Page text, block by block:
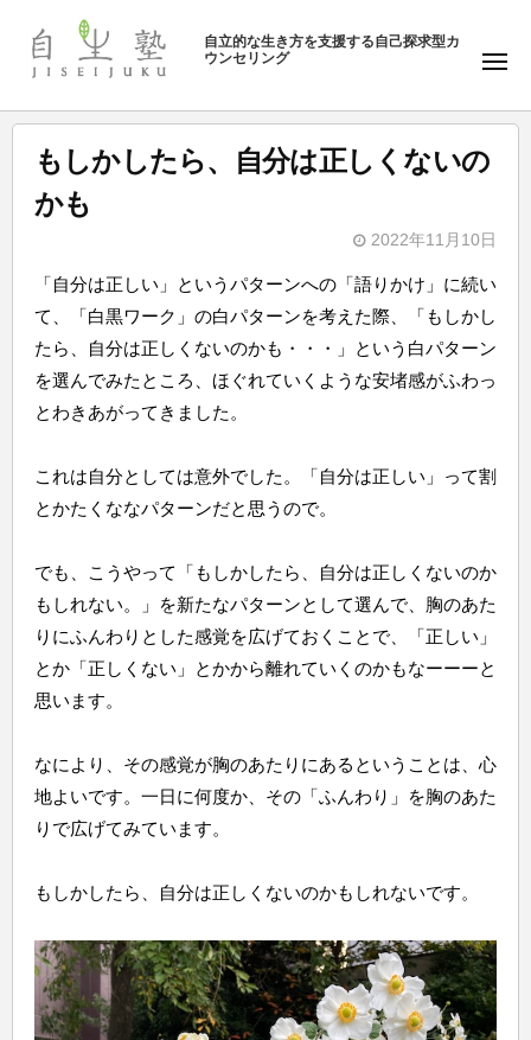
ン
自
塾
自立的な生き方を支援する自己探求型カ
ウンセリング
メ
ュ
ー
もしかしたら、自分は正しくないの
かも
2022年11月10日
自
生
塾
「自分は正しい」というパターンへの「語りかけ」に続い
て、「白黒ワーク」の白パターンを考えた際、「もしかし
たら、
自分は正しくないのかも・・・」
という白パターン
を選んでみたところ、 ほぐれていくような安堵感がふわっ
とわきあがってきました。
これは自分としては意外でした。「自分は正しい」
って割
とかたくななパターンだと思うので。
でも、こうやって「もしかしたら、
自分は正しくないのか
もしれない。」
を新たなパターンとして選んで、 胸のあた
りにふんわりとした感覚を広げておくことで、「正しい」
とか「正しくない」
とかから離れていくのかもなーーーと
思います。
なにより、その感覚が胸のあたりにあるということは、 心
地よいです。一日に何度か、その「ふんわり」
を胸のあた
りで広げてみています。
もしかしたら、自分は正しくないのかもしれないです。